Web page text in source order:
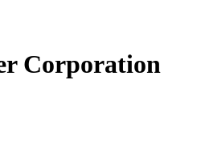
Corporation